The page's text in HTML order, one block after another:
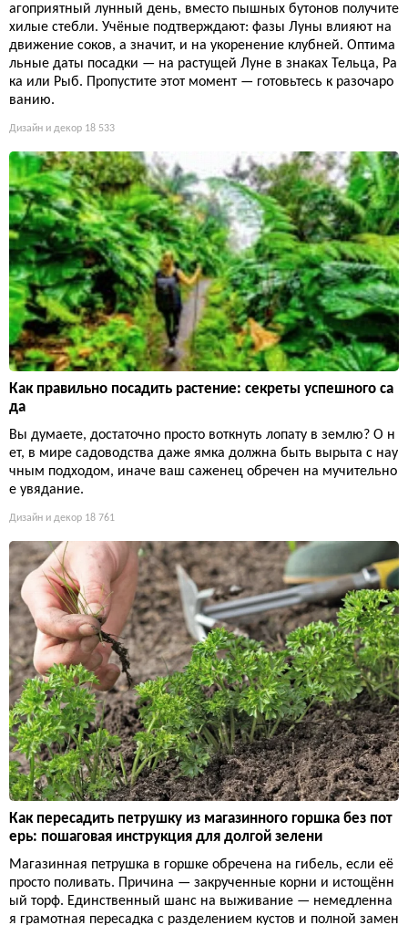
агоприятный лунный день, вместо пышных бутонов получите
хилые стебли. Учёные подтверждают: фазы Луны влияют на
движение соков, а значит, и на укоренение клубней. Оптима
льные даты посадки — на растущей Луне в знаках Тельца, Ра
ка или Рыб. Пропустите этот момент — готовьтесь к разочаро
ванию.
Дизайн и декор 18 533
Как правильно посадить растение: секреты успешного са
да
Вы думаете, достаточно просто воткнуть лопату в землю? О н
ет, в мире садоводства даже ямка должна быть вырыта с нау
чным подходом, иначе ваш саженец обречен на мучительно
е увядание.
Дизайн и декор 18 761
Как пересадить петрушку из магазинного горшка без пот
ерь: пошаговая инструкция для долгой зелени
Магазинная петрушка в горшке обречена на гибель, если её
просто поливать. Причина — закрученные корни и истощённ
ый торф. Единственный шанс на выживание — немедленна
я грамотная пересадка с разделением кустов и полной замен